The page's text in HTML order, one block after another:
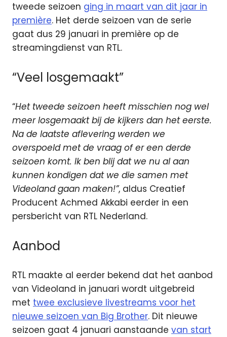
tweede seizoen ging in maart van dit jaar in
première. Het derde seizoen van de serie
gaat dus 29 januari in première op de
streamingdienst van RTL.
“Veel losgemaakt”
“Het tweede seizoen heeft misschien nog wel
meer losgemaakt bij de kijkers dan het eerste.
Na de laatste aflevering werden we
overspoeld met de vraag of er een derde
seizoen komt. Ik ben blij dat we nu al aan
kunnen kondigen dat we die samen met
Videoland gaan maken!”, aldus Creatief
Producent Achmed Akkabi eerder in een
persbericht van RTL Nederland.
Aanbod
RTL maakte al eerder bekend dat het aanbod
van Videoland in januari wordt uitgebreid
met twee exclusieve livestreams voor het
nieuwe seizoen van Big Brother. Dit nieuwe
seizoen gaat 4 januari aanstaande van start